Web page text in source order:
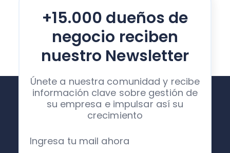
+15.000 dueños de
negocio reciben
nuestro Newsletter
Únete a nuestra comunidad y recibe
información clave sobre gestión de
su empresa e impulsar así su
crecimiento
Ingresa tu mail ahora